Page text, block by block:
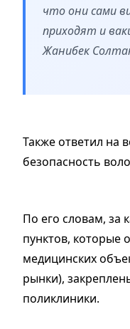
что они сами
приходят и
Жанибек
Также ответил на
безопасность
По его словам, за
пунктов, которые
медицинских
рынки),
поликлиники.